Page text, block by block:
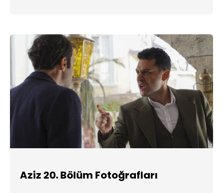
Aziz 20. Bölüm Fotoğrafları